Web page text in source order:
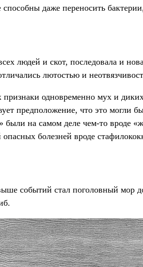
способны даже переносить
людей и скот, последовала и
лютостью и
одновременно мух и
предположение, что это могли
были на самом деле чем-то вроде
болезней вроде
событий стал поголовный мор